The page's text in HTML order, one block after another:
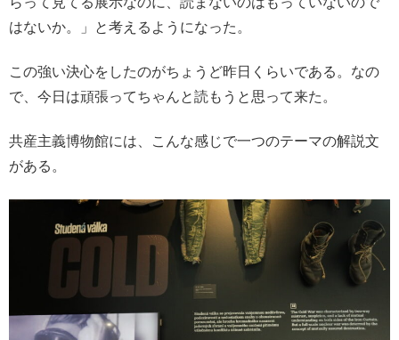
はないか。」と考えるようになった。
この強い決心をしたのがちょうど昨日くらいである。なの
で、今日は頑張ってちゃんと読もうと思って来た。
共産主義博物館には、こんな感じで一つのテーマの解説文
がある。